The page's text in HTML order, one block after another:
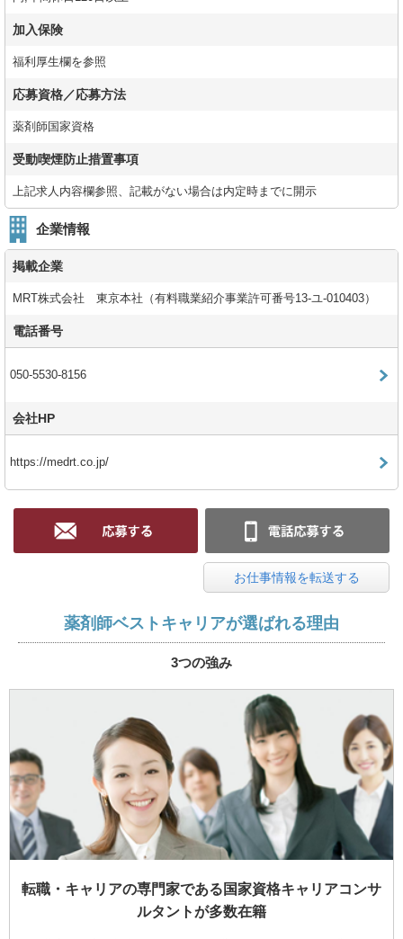
加入保険
福利厚生欄を参照
応募資格／応募方法
薬剤師国家資格
受動喫煙防止措置事項
上記求人内容欄参照、記載がない場合は内定時までに開示
企業情報
掲載企業
MRT株式会社 東京本社（有料職業紹介事業許可番号13-ユ-010403）
電話番号
050-5530-8156
会社HP
https://medrt.co.jp/
お仕事情報を転送する
薬剤師ベストキャリアが選ばれる理由
3つの強み
転職・キャリアの専門家である国家資格キャリアコンサ
ルタントが多数在籍